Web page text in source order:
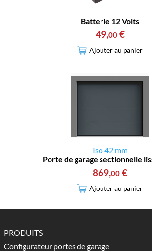
Batterie 12 Volts
49,00 €
Ajouter au panier
Iso 42 mm
Porte de garage sectionnelle
869,00 €
Ajouter au panier
PRODUITS
Configurateur portes de garage